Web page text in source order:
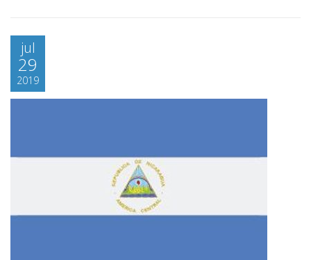
jul
29
2019